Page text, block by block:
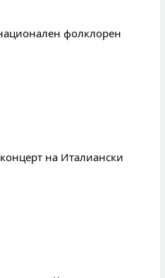
фолклорен
на Италиански